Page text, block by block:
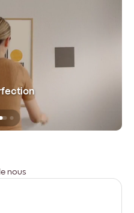
nous